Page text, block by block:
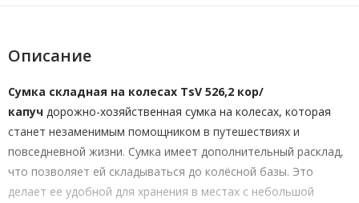
Описание
Сумка складная на колесах TsV 526,2 кор/
капуч дорожно-хозяйственная сумка на колесах, которая
станет незаменимым помощником в путешествиях и
повседневной жизни. Сумка имеет дополнительный расклад,
что позволяет ей складываться до колёсной базы. Это
делает ее удобной для хранения в местах с небольшой